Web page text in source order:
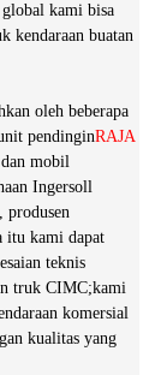
kami bisa
kendaraan buatan
oleh beberapa
pendinginRAJA
mobil
Ingersoll
, produsen
itu kami dapat
teknis
truk CIMC;kami
komersial
kualitas yang